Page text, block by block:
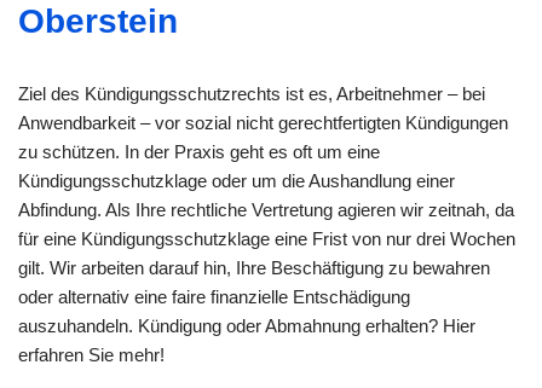
Oberstein
Ziel des Kündigungsschutzrechts ist es, Arbeitnehmer – bei
Anwendbarkeit – vor sozial nicht gerechtfertigten Kündigungen
zu schützen. In der Praxis geht es oft um eine
Kündigungsschutzklage oder um die Aushandlung einer
Abfindung. Als Ihre rechtliche Vertretung agieren wir zeitnah, da
für eine Kündigungsschutzklage eine Frist von nur drei Wochen
gilt. Wir arbeiten darauf hin, Ihre Beschäftigung zu bewahren
oder alternativ eine faire finanzielle Entschädigung
auszuhandeln. Kündigung oder Abmahnung erhalten? Hier
erfahren Sie mehr!